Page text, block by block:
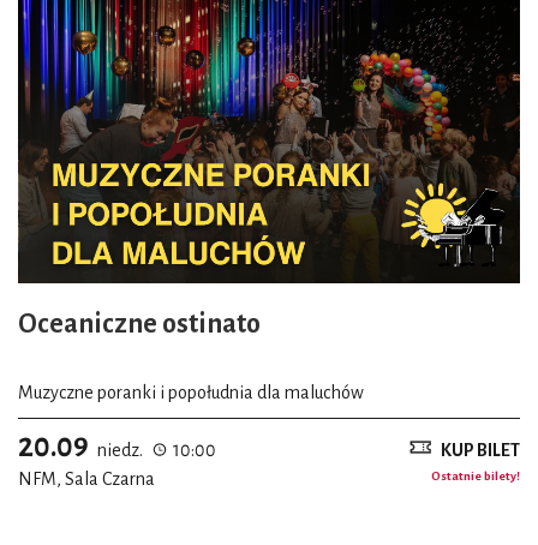
Oceaniczne ostinato
Muzyczne poranki i popołudnia dla maluchów
20.09 niedz.
10:00
NFM, Sala Czarna
KUP BILET
Ostatnie bilety!